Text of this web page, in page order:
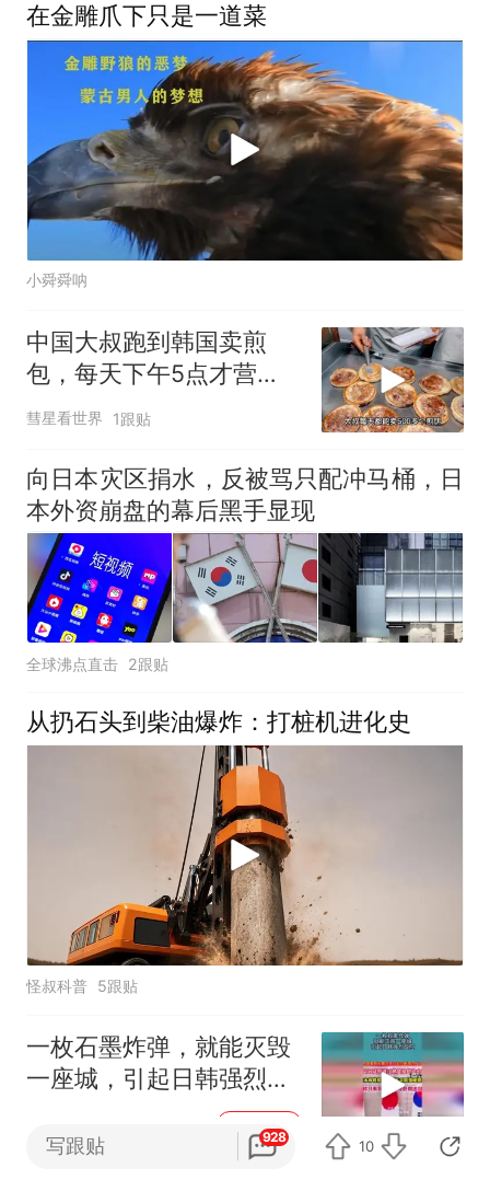
在金雕爪下只是一道菜
小舜舜呐
中国大叔跑到韩国卖煎
包，每天下午5点才营
业，直言月赚5万很满足
彗星看世界 1跟贴
向日本灾区捐水，反被骂只配冲马桶，日
本外资崩盘的幕后黑手显现
全球沸点直击 2跟贴
从扔石头到柴油爆炸：打桩机进化史
怪叔科普 5跟贴
一枚石墨炸弹，就能灭毁
一座城，引起日韩强烈反
写跟贴 928
10